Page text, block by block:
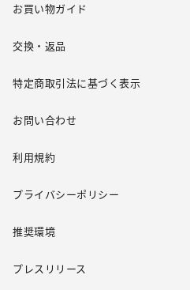
お買い物ガイド
交換・返品
特定商取引法に基づく表示
お問い合わせ
利用規約
プライバシーポリシー
推奨環境
プレスリリース